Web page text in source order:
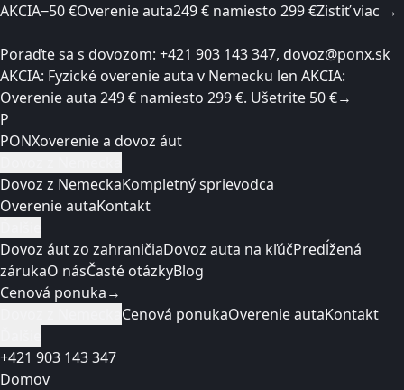
AKCIA−50 €Overenie auta249 € namiesto 299 €Zistiť viac →
Poraďte sa s dovozom: +421 903 143 347, dovoz@ponx.sk
AKCIA: Fyzické overenie auta v Nemecku len AKCIA:
Overenie auta 249 € namiesto 299 €. Ušetrite 50 €→
P
PONXoverenie a dovoz áut
Dovoz z NemeckaKompletný sprievodca
Overenie autaKontakt
Dovoz áut zo zahraničiaDovoz auta na kľúčPredĺžená
zárukaO násČasté otázkyBlog
Cenová ponuka→
Cenová ponukaOverenie autaKontakt
+421 903 143 347
Domov